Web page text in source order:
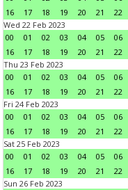
16
17 18 19 20 21 22
Wed 22 Feb 2023
00
01 02 03 04 05 06
16
17 18 19 20 21 22
Thu 23 Feb 2023
00
01 02 03 04 05 06
16
17 18 19 20 21 22
Fri 24 Feb 2023
00
01 02 03 04 05 06
16
17 18 19 20 21 22
Sat 25 Feb 2023
00
01 02 03 04 05 06
16
17 18 19 20 21 22
Sun 26 Feb 2023